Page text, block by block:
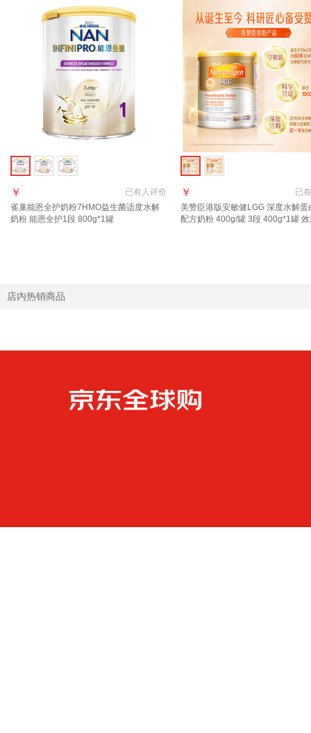
已有人评价
￥
雀巢能恩全护奶粉7HMO益生菌适度水解
奶粉 能恩全护1段 800g*1罐
已有
￥
美赞臣港版安敏健LGG 深度水解蛋
配方奶粉 400g/罐 3段 400g*1罐
店内热销商品